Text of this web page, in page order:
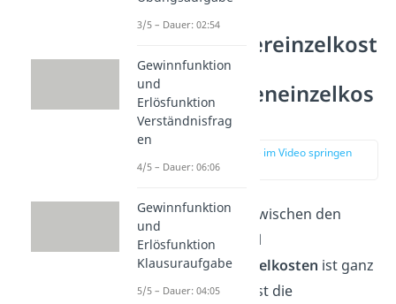
Unterschied
Kostenträgereinzelkost
en und
Kostenstelleneinzelkos
ten
zur Stelle im Video springen
(02:31)
Der Unterschied zwischen den
Kostenträger- und
Kostenstelleneinzelkosten ist ganz
einfach. Du ordnest die
3/5 – Dauer: 02:54
Gewinnfunktion
und
Erlösfunktion
Verständnisfrag
en
4/5 – Dauer: 06:06
Gewinnfunktion
und
Erlösfunktion
Klausuraufgabe
5/5 – Dauer: 04:05